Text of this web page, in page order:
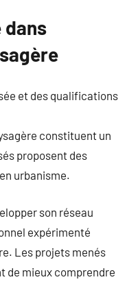
et des qualifications
constituent un
proposent des
urbanisme.
son réseau
expérimenté
Les projets menés
de mieux comprendre